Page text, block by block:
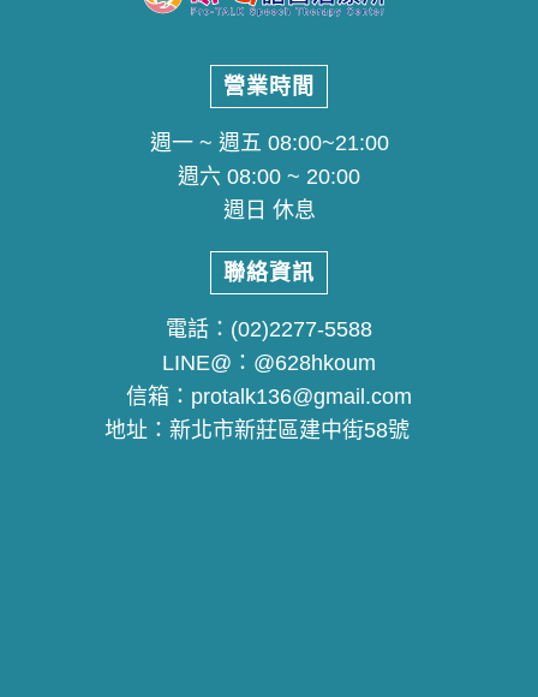
營業時間
週一 ~ 週五 08:00~21:00
週六 08:00 ~ 20:00
週日 休息
聯絡資訊
電話： (02)2277-5588
LINE@： @628hkoum
信箱： protalk136@gmail.com
地址： 新北市新莊區建中街58號